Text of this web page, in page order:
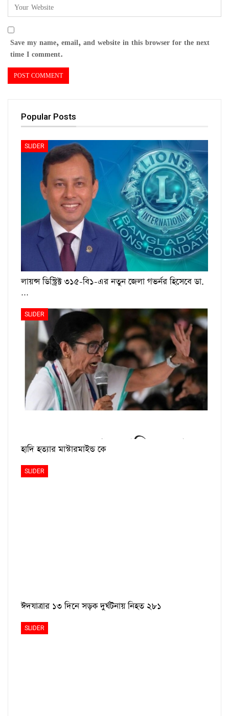
Save my name, email, and website in this browser for the next
time I comment.
Popular Posts
SLIDER
লায়ন্স ডিস্ট্রিক্ট ৩১৫-বি১-এর নতুন জেলা গভর্নর হিসেবে ডা.
…
SLIDER
হাদি হত্যার মাস্টারমাইন্ড কে
SLIDER
ঈদযাত্রার ১৩ দিনে সড়ক দুর্ঘটনায় নিহত ২৮১
SLIDER